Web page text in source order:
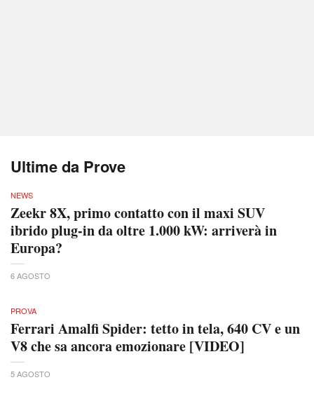
Ultime da Prove
NEWS
Zeekr 8X, primo contatto con il maxi SUV
ibrido plug-in da oltre 1.000 kW: arriverà in
Europa?
6 AGOSTO
PROVA
Ferrari Amalfi Spider: tetto in tela, 640 CV e un
V8 che sa ancora emozionare [VIDEO]
5 AGOSTO